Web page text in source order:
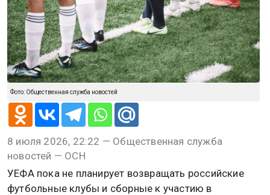
Фото: Общественная служба новостей
8 июля 2026, 22:22 — Общественная служба
новостей — ОСН
УЕФА пока не планирует возвращать российские
футбольные клубы и сборные к участию в